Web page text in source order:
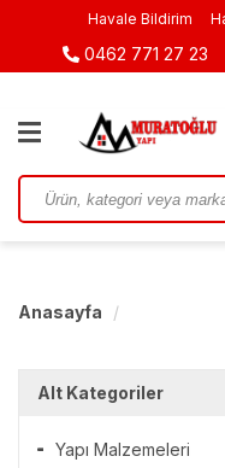
Havale Bildirim
0462 771 27 23
Anasayfa
Alt Kategoriler
Yapı Malzemeleri